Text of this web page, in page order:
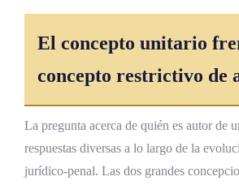
voluntades
La contribución
El principio de
exceso del coautor
El concepto unitario
concepto restrictivo de
La pregunta acerca de quién es autor de
respuestas diversas a lo largo de la
jurídico-penal. Las dos grandes